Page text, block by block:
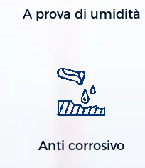
A prova di umidità
Anti corrosivo